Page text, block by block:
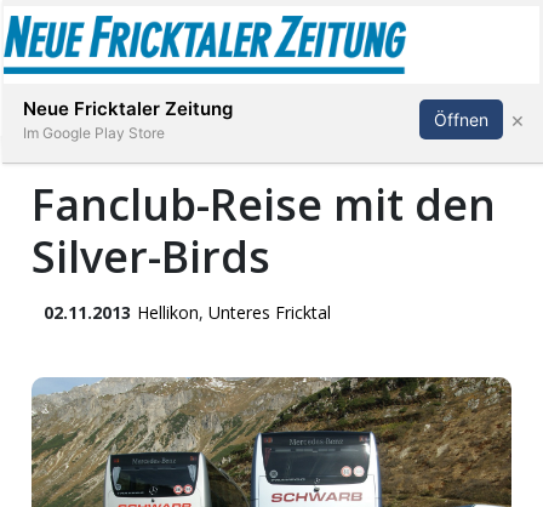
Stellen
E-
Paper
Abonnieren Anmelden
Fanclub-Reise mit den
Silver-Birds
02.11.2013 Hellikon,Unteres Fricktal
Neue Fricktaler Zeitung
Im Google Play Store
Öffnen ×